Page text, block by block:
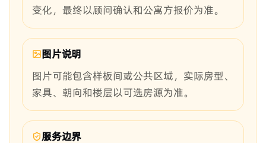
变化，最终以顾问确认和公寓方报价为准。
图片说明
图片可能包含样板间或公共区域，实际房型、
家具、朝向和楼层以可选房源为准。
服务边界